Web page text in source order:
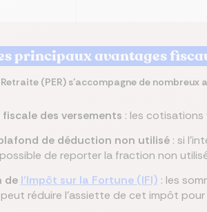
principaux avantages
Retraite (PER) s’accompagne de
des versements : les cotisations
de déduction non utilisé: si
possible de reporter la fraction non
de l’Impôt sur la Fortune (IFI) : les
peut réduire l'assiette de cet impôt